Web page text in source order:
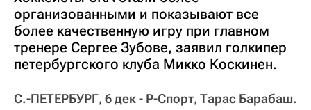
организованными и показывают все
более качественную игру при главном
тренере Сергее Зубове, заявил голкипер
петербургского клуба Микко Коскинен.
С.-ПЕТЕРБУРГ, 6 дек - Р-Спорт, Тарас Барабаш.